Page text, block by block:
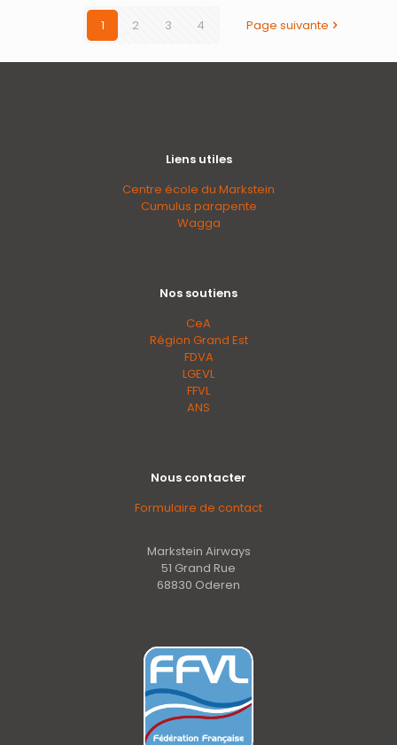
1 2 3 4 Page suivante
Liens utiles
Centre école du Markstein
Cumulus parapente
Wagga
Nos soutiens
CeA
Région Grand Est
FDVA
LGEVL
FFVL
ANS
Nous contacter
Formulaire de contact
Markstein Airways
51 Grand Rue
68830 Oderen